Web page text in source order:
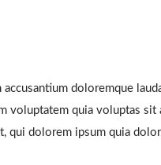
doloremque
voluptatem quia voluptas
qui dolorem ipsum quia